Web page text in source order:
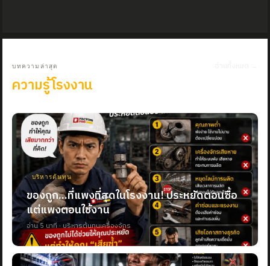
บทความล่าสุด
ความรู้โรงงาน
บริหารต้นทุน
ของถูก...ที่แพงที่สุดในโรงงาน! ประหยัดตอนซื้อ
แต่แพงตอนใช้งาน
อ่าน 5 นาที · บริหารต้นทุนเครื่องจักร